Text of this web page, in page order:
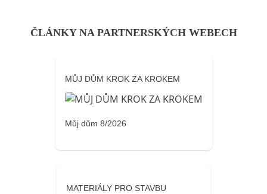
ČLÁNKY NA PARTNERSKÝCH WEBECH
MŮJ DŮM KROK ZA KROKEM
Můj dům 8/2026
MATERIÁLY PRO STAVBU